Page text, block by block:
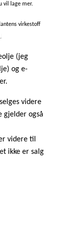
vil lage mer.
virkestoff
(jeg
og e-
videre
gjelder også
videre til
ikke er salg